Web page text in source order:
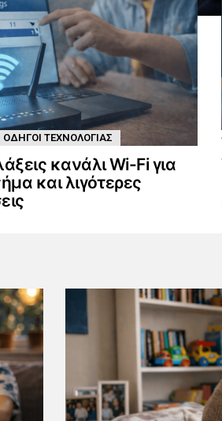
ΟΔΗΓΟΙ ΤΕΧΝΟΛΟΓΙΑΣ
κανάλι Wi-Fi για
και λιγότερες